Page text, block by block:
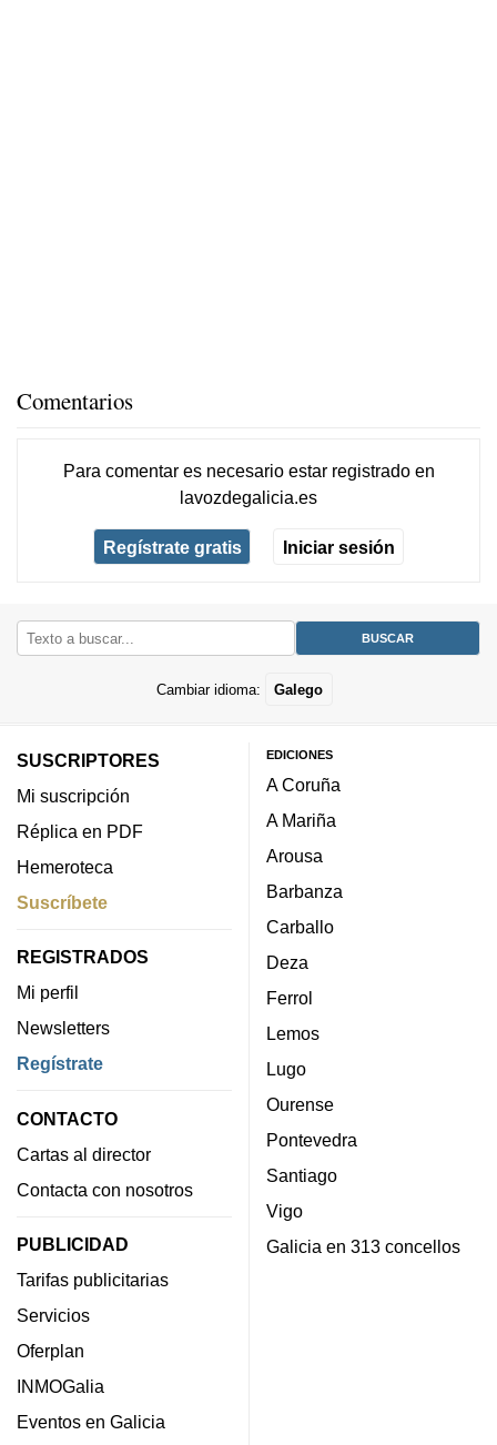
Comentarios
Para comentar es necesario estar registradoen
lavozdegalicia.es
Regístrate gratis Iniciar sesión
Cambiar idioma: Galego
SUSCRIPTORES
Mi suscripción
Réplica en PDF
Hemeroteca
Suscríbete
REGISTRADOS
Mi perfil
Newsletters
Regístrate
CONTACTO
Cartas al director
Contacta con nosotros
PUBLICIDAD
Tarifas publicitarias
Servicios
Oferplan
INMOGalia
Eventos en Galicia
EDICIONES
A Coruña
A Mariña
Arousa
Barbanza
Carballo
Deza
Ferrol
Lemos
Lugo
Ourense
Pontevedra
Santiago
Vigo
Galicia en 313 concellos